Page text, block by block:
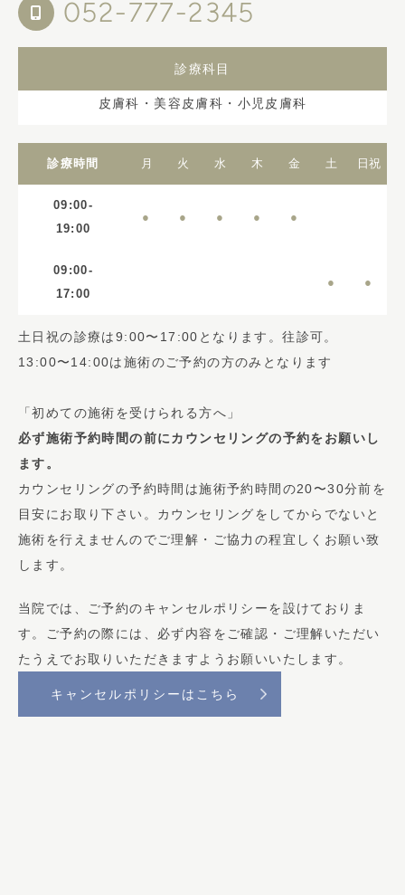
052-777-2345
診療科目
皮膚科・美容皮膚科・小児皮膚科
診療時間 月 火 水 木 金 土 日 祝
09:00-
19:00
● ● ● ● ●
09:00-
17:00
● ●
土日祝の診療は9:00〜17:00となります。往診可。
13:00〜14:00は施術のご予約の方のみとなります
「初めての施術を受けられる方へ」
必ず施術予約時間の前にカウンセリングの予約をお願いし
ます。
カウンセリングの予約時間は施術予約時間の20〜30分前を
目安にお取り下さい。カウンセリングをしてからでないと
施術を行えませんのでご理解・ご協力の程宜しくお願い致
します。
当院では、ご予約のキャンセルポリシーを設けておりま
す。ご予約の際には、必ず内容をご確認・ご理解いただい
たうえでお取りいただきますようお願いいたします。
キャンセルポリシーはこちら